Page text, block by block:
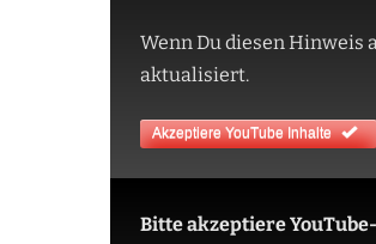
Wenn Du diesen Hinweis
aktualisiert.
Akzeptiere YouTube Inhalte
Bitte akzeptiere